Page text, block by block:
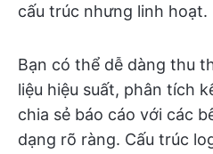
cấu trúc nhưng linh hoạt.
Bạn có thể dễ dàng thu
liệu hiệu suất, phân tích
chia sẻ báo cáo với các
dạng rõ ràng. Cấu trúc